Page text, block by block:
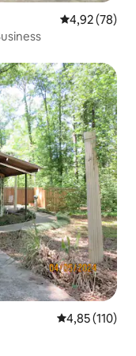
4,92 av 5 i
4,92 (78)
4,85 av 5 i
4,85 (110)